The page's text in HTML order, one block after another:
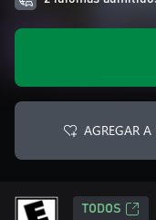
AGREGAR A
TODOS